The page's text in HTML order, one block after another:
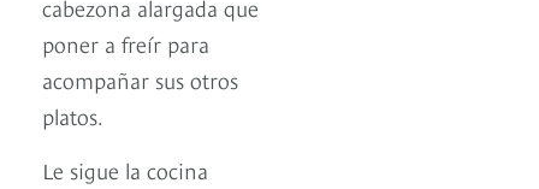
cabezona alargada que
poner a freír para
acompañar sus otros
platos.
Le sigue la cocina